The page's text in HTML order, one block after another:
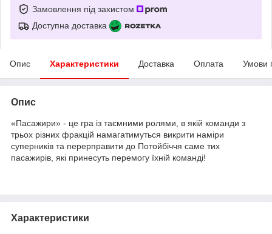
Замовлення під захистом
Доступна доставка
Опис Характеристики Доставка Оплата Умови
Опис
«Пасажири» - це гра із таємними ролями, в якій команди з
трьох різних фракцій намагатимуться викрити наміри
суперників та перерправити до Потойбіччя саме тих
пасажирів, які принесуть перемогу їхній команді!
Характеристики